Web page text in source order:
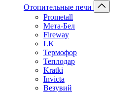
Отопительные печи
Prometall
Мета-Бел
Fireway
LK
Термофор
Теплодар
Kratki
Invicta
Везувий